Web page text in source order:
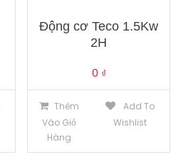
Động cơ Teco 1.5Kw
2H
0 ₫
Thêm
Vào Giỏ
Hàng
Add To
Wishlist